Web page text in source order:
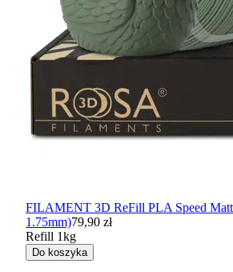
FILAMENT 3D ReFill PLA Speed
1.75mm)79,90 zł
Refill 1kg
Do koszyka